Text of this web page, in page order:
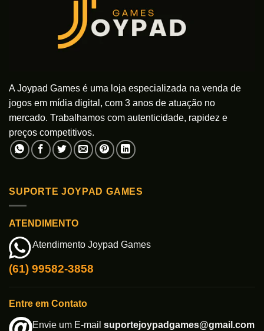
A Joypad Games é uma loja especializada na venda de
jogos em mídia digital, com 3 anos de atuação no
mercado. Trabalhamos com autenticidade, rapidez e
preços competitivos.
SUPORTE JOYPAD GAMES
ATENDIMENTO
Atendimento Joypad Games
(61) 99582-3858
Entre em Contato
Envie um E-mail suportejoypadgames@gmail.com